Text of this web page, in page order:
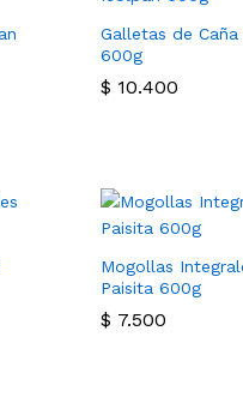
Galletas de
600g
$ 10.400
$ 10.400
Mogollas
Paisita 600g
$ 7.500
$ 7.500